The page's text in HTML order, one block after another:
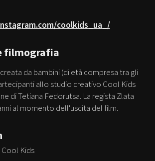
coolkids_ua_/
filmografia
da bambini (di età compresa tra gli
allo studio creativo Cool Kids
di Tetiana Fedorutsa. La regista Zlata
al momento dell'uscita del film.
Kids